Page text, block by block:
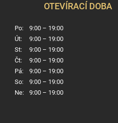
OTEVÍRACÍ DOBA
Po:
9:00 – 19:00
Út:
9:00 – 19:00
St:
9:00 – 19:00
Čt:
9:00 – 19:00
Pá:
9:00 – 19:00
So:
9:00 – 19:00
Ne:
9:00 – 19:00